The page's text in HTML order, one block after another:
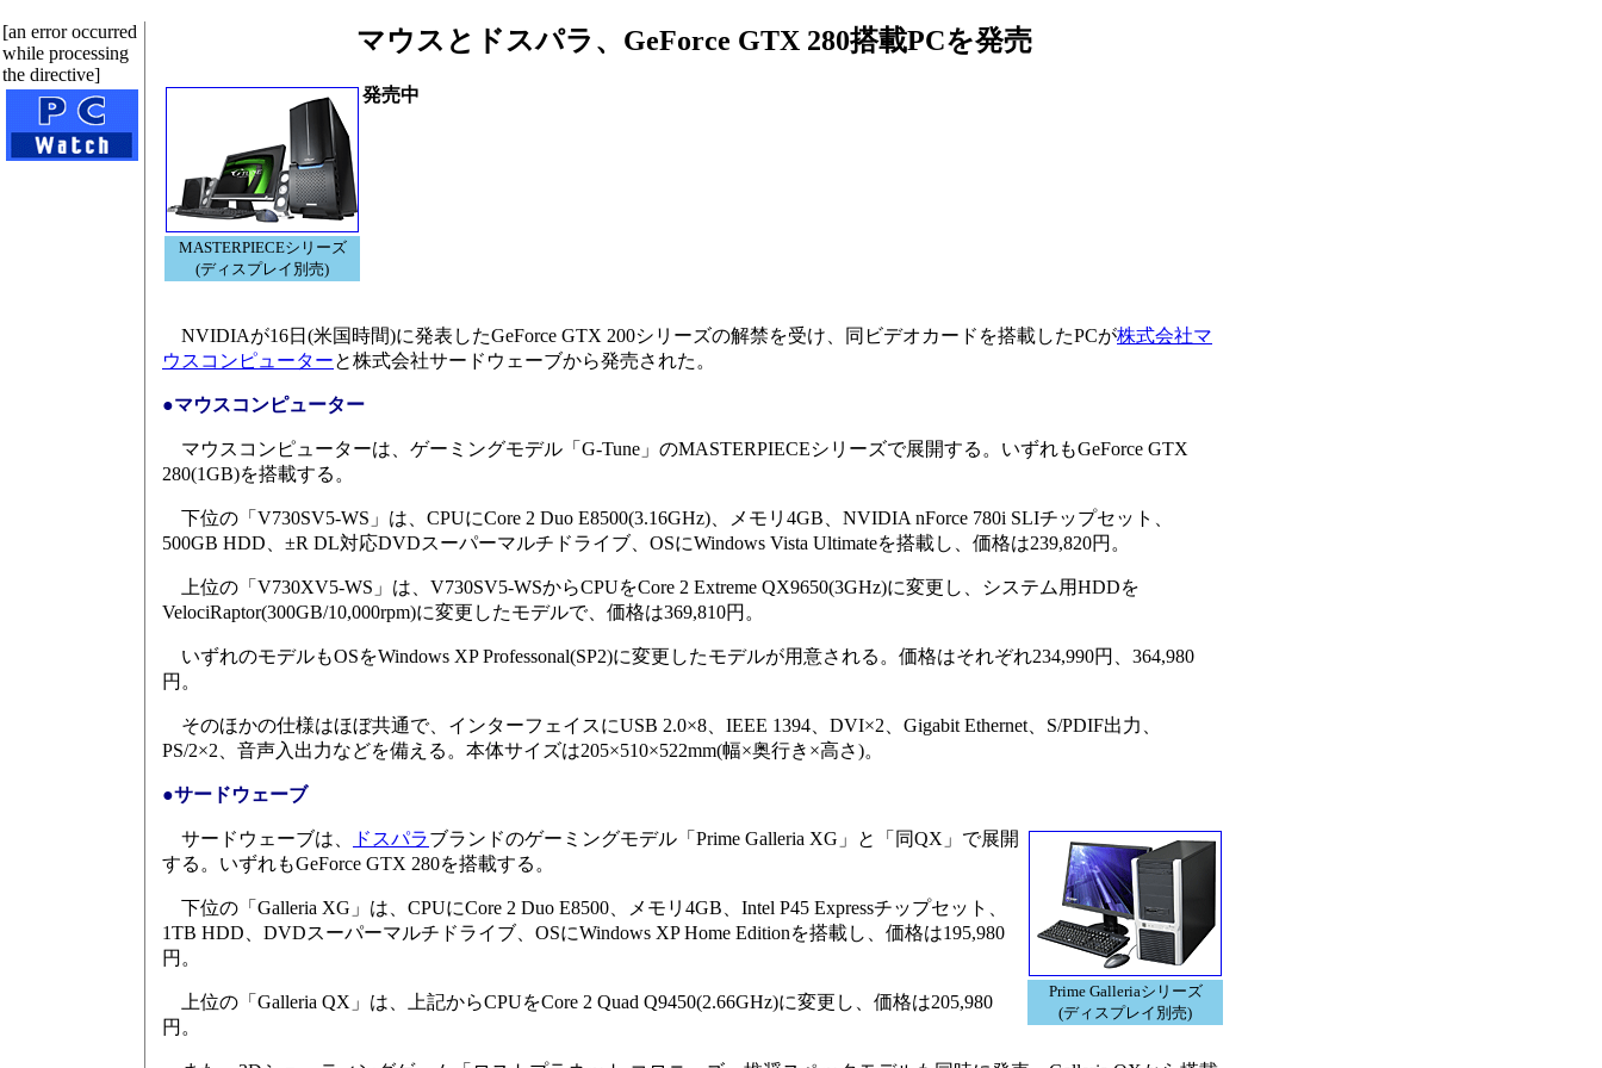
[an error occurred
while processing
the directive]
マウスとドスパラ、GeForce GTX 280搭載PCを発売
MASTERPIECEシリーズ
(ディスプレイ別売)
発売中
NVIDIAが16日(米国時間)に発表したGeForce GTX 200シリーズの解禁を受け、同ビデオカードを搭載したPCが株式会社マ
ウスコンピューターと株式会社サードウェーブから発売された。
●マウスコンピューター
マウスコンピューターは、ゲーミングモデル「G-Tune」のMASTERPIECEシリーズで展開する。いずれもGeForce GTX
280(1GB)を搭載する。
下位の「V730SV5-WS」は、CPUにCore 2 Duo E8500(3.16GHz)、メモリ4GB、NVIDIA nForce 780i SLIチップセット、
500GB HDD、±R DL対応DVDスーパーマルチドライブ、OSにWindows Vista Ultimateを搭載し、価格は239,820円。
上位の「V730XV5-WS」は、V730SV5-WSからCPUをCore 2 Extreme QX9650(3GHz)に変更し、システム用HDDを
VelociRaptor(300GB/10,000rpm)に変更したモデルで、価格は369,810円。
いずれのモデルもOSをWindows XP Professonal(SP2)に変更したモデルが用意される。価格はそれぞれ234,990円、364,980
円。
そのほかの仕様はほぼ共通で、インターフェイスにUSB 2.0×8、IEEE 1394、DVI×2、Gigabit Ethernet、S/PDIF出力、
PS/2×2、音声入出力などを備える。本体サイズは205×510×522mm(幅×奥行き×高さ)。
●サードウェーブ
Prime Galleriaシリーズ
(ディスプレイ別売)
サードウェーブは、 ドスパラブランドのゲーミングモデル「Prime Galleria XG」と「同QX」で展開
する。いずれもGeForce GTX 280を搭載する。
下位の「Galleria XG」は、CPUにCore 2 Duo E8500、メモリ4GB、Intel P45 Expressチップセット、
1TB HDD、DVDスーパーマルチドライブ、OSにWindows XP Home Editionを搭載し、価格は195,980
円。
上位の「Galleria QX」は、上記からCPUをCore 2 Quad Q9450(2.66GHz)に変更し、価格は205,980
円。